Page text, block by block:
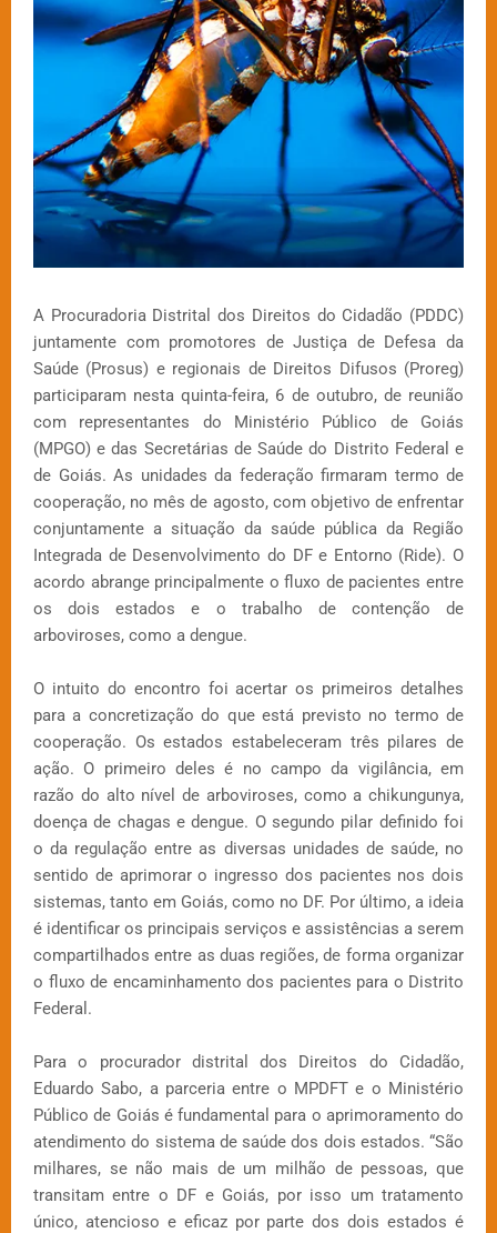
A Procuradoria Distrital dos Direitos do Cidadão (PDDC)
juntamente com promotores de Justiça de Defesa da
Saúde (Prosus) e regionais de Direitos Difusos (Proreg)
participaram nesta quinta-feira, 6 de outubro, de reunião
com representantes do Ministério Público de Goiás
(MPGO) e das Secretárias de Saúde do Distrito Federal e
de Goiás. As unidades da federação firmaram termo de
cooperação, no mês de agosto, com objetivo de enfrentar
conjuntamente a situação da saúde pública da Região
Integrada de Desenvolvimento do DF e Entorno (Ride). O
acordo abrange principalmente o fluxo de pacientes entre
os dois estados e o trabalho de contenção de
arboviroses, como a dengue.
O intuito do encontro foi acertar os primeiros detalhes
para a concretização do que está previsto no termo de
cooperação. Os estados estabeleceram três pilares de
ação. O primeiro deles é no campo da vigilância, em
razão do alto nível de arboviroses, como a chikungunya,
doença de chagas e dengue. O segundo pilar definido foi
o da regulação entre as diversas unidades de saúde, no
sentido de aprimorar o ingresso dos pacientes nos dois
sistemas, tanto em Goiás, como no DF. Por último, a ideia
é identificar os principais serviços e assistências a serem
compartilhados entre as duas regiões, de forma organizar
o fluxo de encaminhamento dos pacientes para o Distrito
Federal.
Para o procurador distrital dos Direitos do Cidadão,
Eduardo Sabo, a parceria entre o MPDFT e o Ministério
Público de Goiás é fundamental para o aprimoramento do
atendimento do sistema de saúde dos dois estados. “São
milhares, se não mais de um milhão de pessoas, que
transitam entre o DF e Goiás, por isso um tratamento
único, atencioso e eficaz por parte dos dois estados é